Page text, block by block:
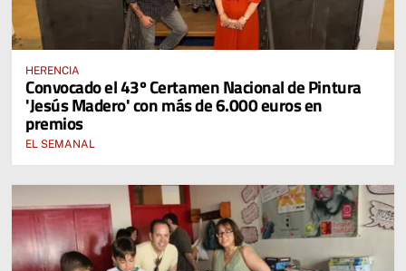
HERENCIA
Convocado el 43º Certamen Nacional de Pintura
'Jesús Madero' con más de 6.000 euros en
premios
EL SEMANAL